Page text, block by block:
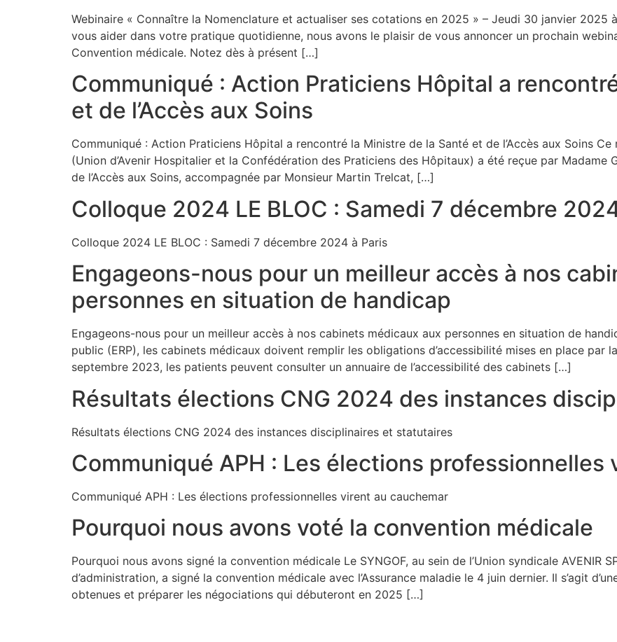
Webinaire « Connaître la Nomenclature et actualiser ses cotations en 2025 » – Jeudi 30 janvier 2025
vous aider dans votre pratique quotidienne, nous avons le plaisir de vous annoncer un prochain
Convention médicale. Notez dès à présent […]
Communiqué : Action Praticiens Hôpital a
et de l’Accès aux Soins
Communiqué : Action Praticiens Hôpital a rencontré la Ministre de la Santé et de l’Accès aux Soins
(Union d’Avenir Hospitalier et la Confédération des Praticiens des Hôpitaux) a été reçue par Madame
de l’Accès aux Soins, accompagnée par Monsieur Martin Trelcat, […]
Colloque 2024 LE BLOC : Samedi 7 décembre
Colloque 2024 LE BLOC : Samedi 7 décembre 2024 à Paris
Engageons-nous pour un meilleur accès à nos
personnes en situation de handicap
Engageons-nous pour un meilleur accès à nos cabinets médicaux aux personnes en situation de
public (ERP), les cabinets médicaux doivent remplir les obligations d’accessibilité mises en place par
septembre 2023, les patients peuvent consulter un annuaire de l’accessibilité des cabinets […]
Résultats élections CNG 2024 des instances
Résultats élections CNG 2024 des instances disciplinaires et statutaires
Communiqué APH : Les élections professionnelles
Communiqué APH : Les élections professionnelles virent au cauchemar
Pourquoi nous avons voté la convention médicale
Pourquoi nous avons signé la convention médicale Le SYNGOF, au sein de l’Union syndicale AVENIR
d’administration, a signé la convention médicale avec l’Assurance maladie le 4 juin dernier. Il s’agit
obtenues et préparer les négociations qui débuteront en 2025 […]